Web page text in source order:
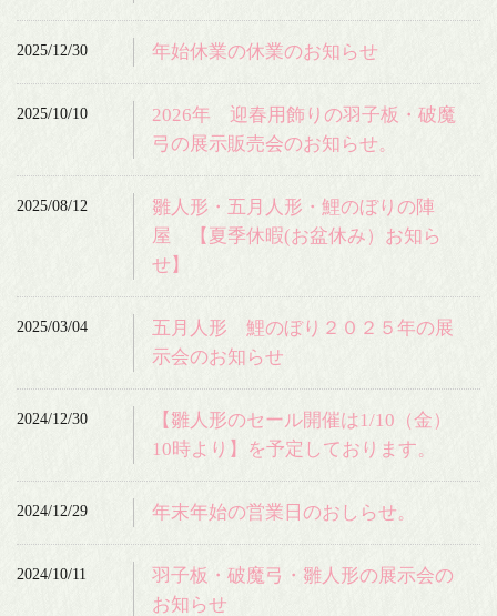
2025/12/30 年始休業の休業のお知らせ
2025/10/10
2026年 迎春用飾りの羽子板・破魔
弓の展示販売会のお知らせ。
2025/08/12
雛人形・五月人形・鯉のぼりの陣
屋 【夏季休暇(お盆休み）お知ら
せ】
2025/03/04
五月人形 鯉のぼり２０２５年の展
示会のお知らせ
2024/12/30
【雛人形のセール開催は1/10（金）
10時より】を予定しております。
2024/12/29 年末年始の営業日のおしらせ。
2024/10/11
羽子板・破魔弓・雛人形の展示会の
お知らせ